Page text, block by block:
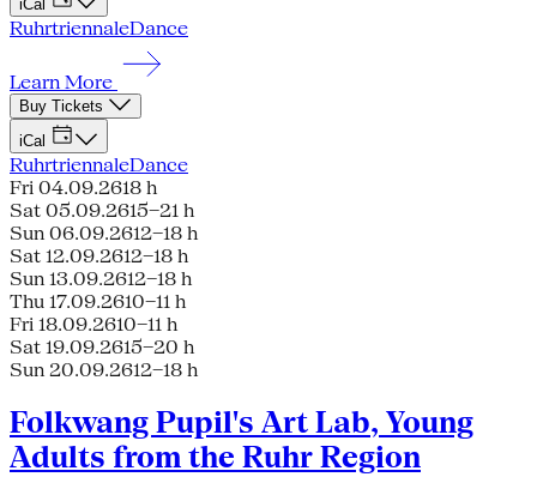
iCal
RuhrtriennaleDance
Learn More
Buy Tickets
iCal
RuhrtriennaleDance
Fri 04.09.2618 h
Sat 05.09.2615–21 h
Sun 06.09.2612–18 h
Sat 12.09.2612–18 h
Sun 13.09.2612–18 h
Thu 17.09.2610–11 h
Fri 18.09.2610–11 h
Sat 19.09.2615–20 h
Sun 20.09.2612–18 h
Folkwang Pupil's Art Lab, Young
Adults from the Ruhr Region